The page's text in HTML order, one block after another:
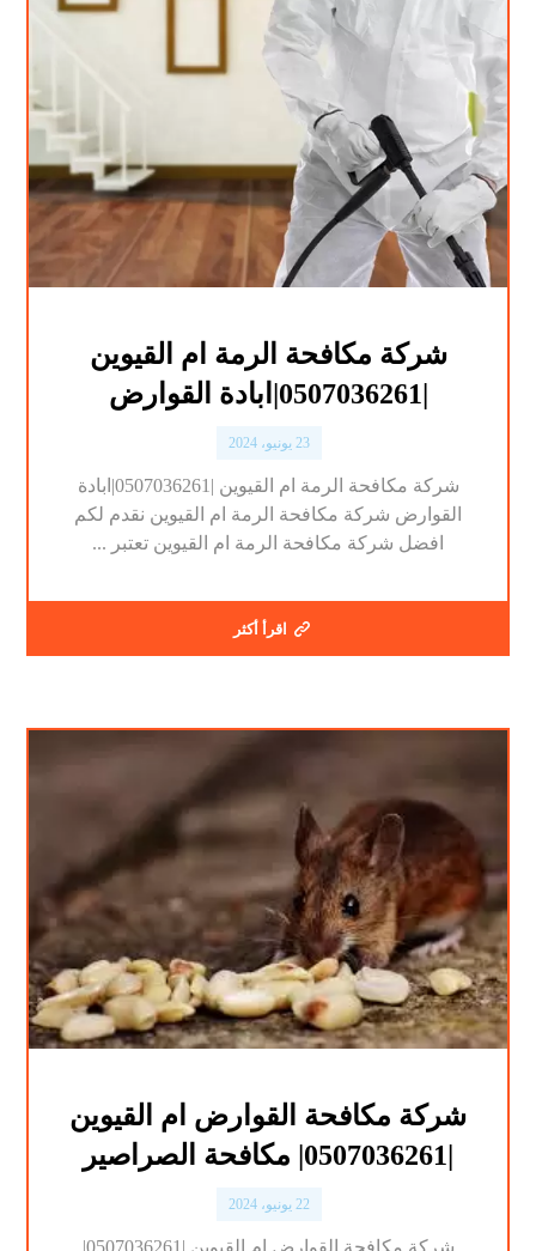
شركة مكافحة الرمة ام القيوين
23 يونيو، 2024
شركة مكافحة الرمة ام القيوين |0507036261|ابادة
القوارض شركة مكافحة الرمة ام القيوين نقدم لكم
افضل شركة مكافحة الرمة ام القيوين تعتبر ...
اقرأ أكثر
شركة مكافحة القوارض ام القيوين
|0507036261| مكافحة الصراصير
22 يونيو، 2024
شركة مكافحة القوارض ام القيوين |0507036261|